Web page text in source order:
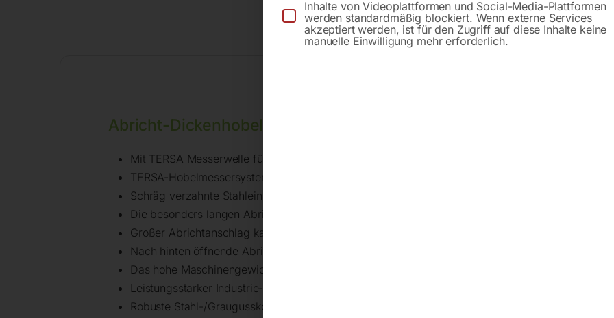
Beschreibung Produktsicherheit
Abricht-Dickenhobel minimax fs 41c TERSA
Mit TERSA Messerwelle für sekundenschnelles Hobelmesserwechseln
TERSA-Hobelmessersystem ermöglicht besonders geräuscharmen Lauf
Schräg verzahnte Stahleinzugswalze für konstanten und gleichmäßigen Holzeinzug
Die besonders langen Abrichttische aus einem Stück ermöglichen leichtes Abrichten der
Großer Abrichtanschlag kann beim Öffnen der Abrichttische in seiner Position bleiben
Nach hinten öffnende Abrichttische
Das hohe Maschinengewicht sorgt für höchste Präzision und ruhigen Lauf
Leistungsstarker Industrie-Motor
Robuste Stahl-/Graugusskonstruktion
Inhalte von Videoplattformen und Social-Media-Plattformen
werden standardmäßig blockiert. Wenn externe Services
akzeptiert werden, ist für den Zugriff auf diese Inhalte keine
manuelle Einwilligung mehr erforderlich.